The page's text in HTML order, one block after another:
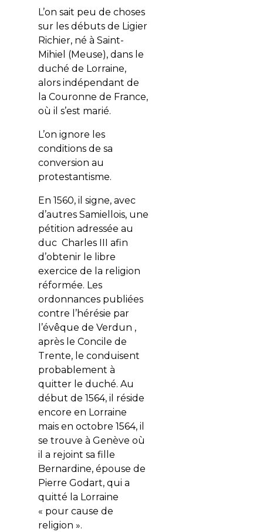
L’on sait peu de choses
sur les débuts de Ligier
Richier, né à Saint-
Mihiel (Meuse), dans le
duché de Lorraine,
alors indépendant de
la Couronne de France,
où il s’est marié.
L’on ignore les
conditions de sa
conversion au
protestantisme.
En 1560, il signe, avec
d’autres Samiellois, une
pétition adressée au
duc Charles III afin
d’obtenir le libre
exercice de la religion
réformée. Les
ordonnances publiées
contre l’hérésie par
l’évêque de Verdun ,
après le Concile de
Trente, le conduisent
probablement à
quitter le duché. Au
début de 1564, il réside
encore en Lorraine
mais en octobre 1564, il
se trouve à Genève où
il a rejoint sa fille
Bernardine, épouse de
Pierre Godart, qui a
quitté la Lorraine
« pour cause de
religion ».